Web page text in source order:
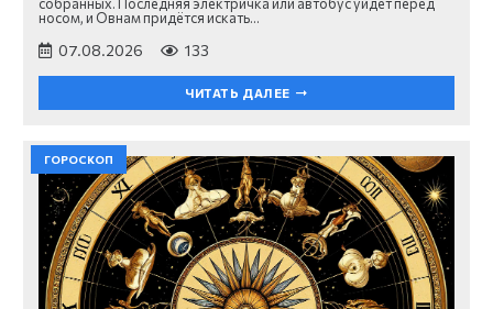
собранных. Последняя электричка или автобус уйдёт перед
носом, и Овнам придётся искать…
07.08.2026 133
ЧИТАТЬ ДАЛЕЕ
ГОРОСКОП